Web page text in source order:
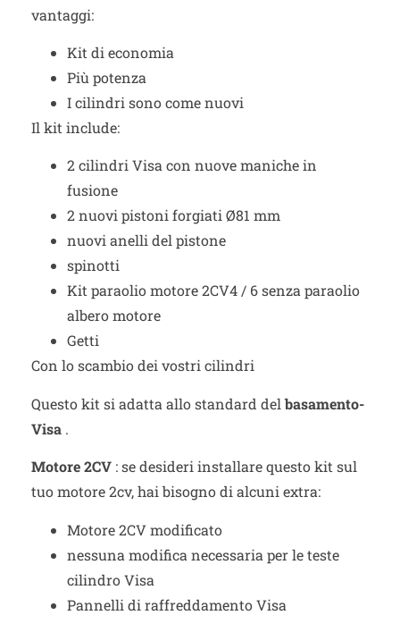
vantaggi:
Kit di economia
Più potenza
I cilindri sono come nuovi
Il kit include:
2 cilindri Visa con nuove maniche in
fusione
2 nuovi pistoni forgiati Ø81 mm
nuovi anelli del pistone
spinotti
Kit paraolio motore 2CV4 / 6 senza paraolio
albero motore
Getti
Con lo scambio dei vostri cilindri
Questo kit si adatta allo standard delbasamento-
Visa .
Motore 2CV : se desideri installare questo kit sul
tuo motore 2cv, hai bisogno di alcuni extra:
Motore 2CV modificato
nessuna modifica necessaria per le teste
cilindro Visa
Pannelli di raffreddamento Visa